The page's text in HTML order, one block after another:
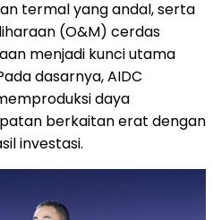
termal yang andal, serta
(O&M) cerdas
menjadi kunci utama
dasarnya, AIDC
daya
berkaitan erat dengan
investasi.